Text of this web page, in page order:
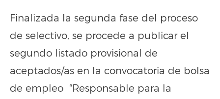
Finalizada la segunda fase del proceso
de selectivo, se procede a publicar el
segundo listado provisional de
aceptados/as en la convocatoria de bolsa
de empleo “Responsable para la